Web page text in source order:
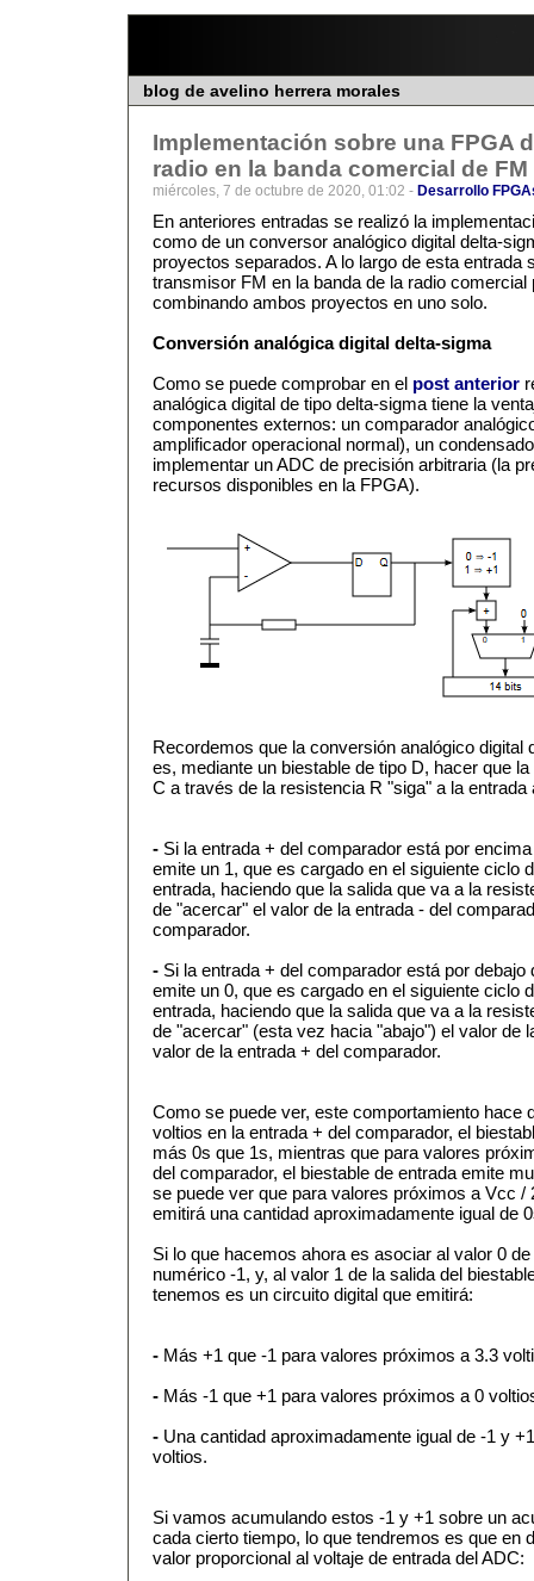
blog de avelino herrera morales
Implementación sobre una FPGA
radio en la banda comercial de FM
miércoles, 7 de octubre de 2020, 01:02 - Desarrollo
En anteriores entradas se realizó la
como de un conversor analógico digital delta-
proyectos separados. A lo largo de esta entrada
transmisor FM en la banda de la radio
combinando ambos proyectos en uno solo.
Conversión analógica digital delta-sigma
Como se puede comprobar en el post anterior
analógica digital de tipo delta-sigma tiene la
componentes externos: un comparador
amplificador operacional normal), un
implementar un ADC de precisión arbitraria (la
recursos disponibles en la FPGA).
Recordemos que la conversión analógico digital
es, mediante un biestable de tipo D, hacer que
C a través de la resistencia R "siga" a la entrada
-Si la entrada + del comparador está por
emite un 1, que es cargado en el siguiente ciclo
entrada, haciendo que la salida que va a la
de "acercar" el valor de la entrada - del
comparador.
-Si la entrada + del comparador está por debajo
emite un 0, que es cargado en el siguiente ciclo
entrada, haciendo que la salida que va a la
de "acercar" (esta vez hacia "abajo") el valor de
valor de la entrada + del comparador.
Como se puede ver, este comportamiento hace
voltios en la entrada + del comparador, el
más 0s que 1s, mientras que para valores
del comparador, el biestable de entrada emite
se puede ver que para valores próximos a Vcc /
emitirá una cantidad aproximadamente igual de
Si lo que hacemos ahora es asociar al valor 0
numérico -1, y, al valor 1 de la salida del
tenemos es un circuito digital que emitirá:
-Más +1 que -1 para valores próximos a 3.3
-Más -1 que +1 para valores próximos a 0
-Una cantidad aproximadamente igual de -1 y
voltios.
Si vamos acumulando estos -1 y +1 sobre un
cada cierto tiempo, lo que tendremos es que en
valor proporcional al voltaje de entrada del ADC: